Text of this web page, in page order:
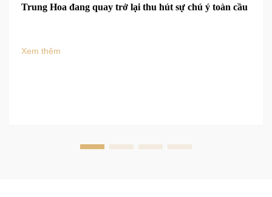
Trung Hoa đang quay trở lại thu hút sự chú ý toàn cầu
Xem thêm